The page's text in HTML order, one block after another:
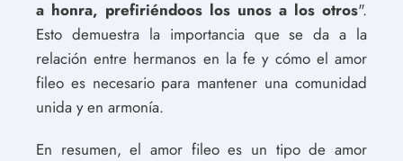
a honra, prefiriéndoos los unos a los otros".
Esto demuestra la importancia que se da a la
relación entre hermanos en la fe y cómo el amor
fileo es necesario para mantener una comunidad
unida y en armonía.
En resumen, el amor fileo es un tipo de amor